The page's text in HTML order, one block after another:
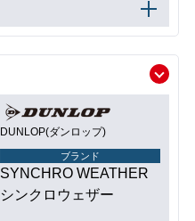
DUNLOP(ダンロップ)
ブランド
SYNCHRO WEATHER
シンクロウェザー